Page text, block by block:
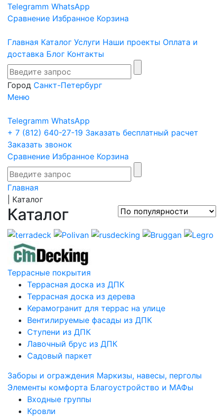
Telegramm WhatsApp
Сравнение Избранное Корзина
Главная Каталог Услуги Наши проекты Оплата и
доставка Блог Контакты
Город Санкт-Петербург
Меню
Telegramm WhatsApp
+ 7 (812) 640-27-19 Заказать бесплатный расчет
Заказать звонок
Сравнение Избранное Корзина
Главная
Каталог
Каталог
Террасные покрытия
Террасная доска из ДПК
Террасная доска из дерева
Керамогранит для террас на улице
Вентилируемые фасады из ДПК
Ступени из ДПК
Лавочный брус из ДПК
Садовый паркет
Заборы и ограждения Маркизы, навесы, перголы
Элементы комфорта Благоустройство и МАФы
Входные группы
Кровли